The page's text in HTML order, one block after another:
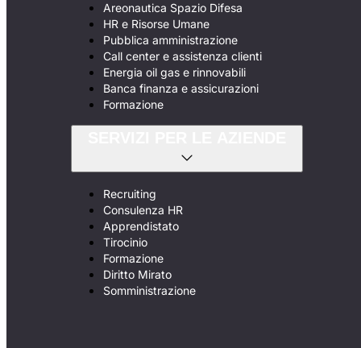
Areonautica Spazio Difesa
HR e Risorse Umane
Pubblica amministrazione
Call center e assistenza clienti
Energia oil gas e rinnovabili
Banca finanza e assicurazioni
Formazione
Recruiting
Consulenza HR
Apprendistato
Tirocinio
Formazione
Diritto Mirato
Somministrazione